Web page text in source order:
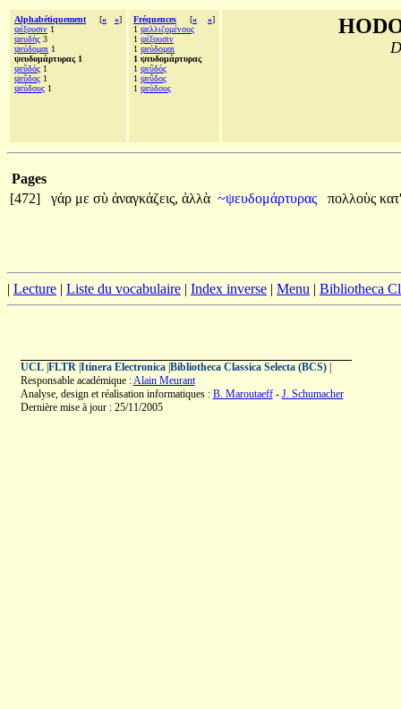
Alphabétiquement [« »]
ψέξουσιν 1
ψευδὴς 3
ψεύδομαι 1
ψευδομάρτυρας 1
ψεῦδός 1
ψεῦδος 1
ψεύδους 1
Fréquences [« »]
1 ψελλιζομένους
1 ψέξουσιν
1 ψεύδομαι
1 ψευδομάρτυρας
1 ψεῦδός
1 ψεῦδος
1 ψεύδους
Pages
[472]
γάρ με σὺ ἀναγκάζεις, ἀλλὰ ~ψευδομάρτυρας πολλοὺς κατ'
| Lecture | Liste du vocabulaire | Index inverse | Menu | Bibliotheca
UCL| FLTR| Itinera Electronica| Bibliotheca Classica Selecta (BCS)|
Responsable académique :Alain Meurant
Analyse, design et réalisation informatiques : B. Maroutaeff- J. Schumacher
Dernière mise à jour : 25/11/2005